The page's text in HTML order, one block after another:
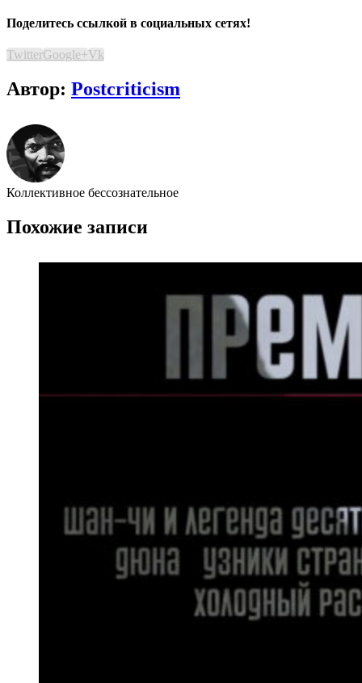
Поделитесь ссылкой в социальных сетях!
TwitterGoogle+Vk
Автор: Postcriticism
Коллективное бессознательное
Похожие записи